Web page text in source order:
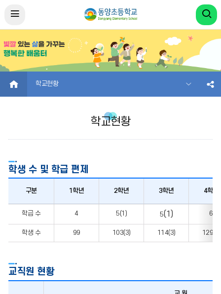
HOME 학교현황
학교현황
학생 수 및 학급 편제
구분 1학년 2학년 3학년 4학년
학급 수 4 5(1) 5(1) 6
학생 수 99 103(3) 114(3) 129(1)
교직원 현황